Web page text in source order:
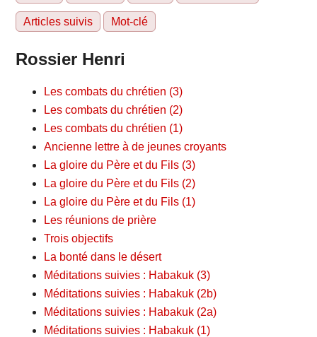
Articles suivis Mot-clé
Rossier Henri
Les combats du chrétien (3)
Les combats du chrétien (2)
Les combats du chrétien (1)
Ancienne lettre à de jeunes croyants
La gloire du Père et du Fils (3)
La gloire du Père et du Fils (2)
La gloire du Père et du Fils (1)
Les réunions de prière
Trois objectifs
La bonté dans le désert
Méditations suivies : Habakuk (3)
Méditations suivies : Habakuk (2b)
Méditations suivies : Habakuk (2a)
Méditations suivies : Habakuk (1)